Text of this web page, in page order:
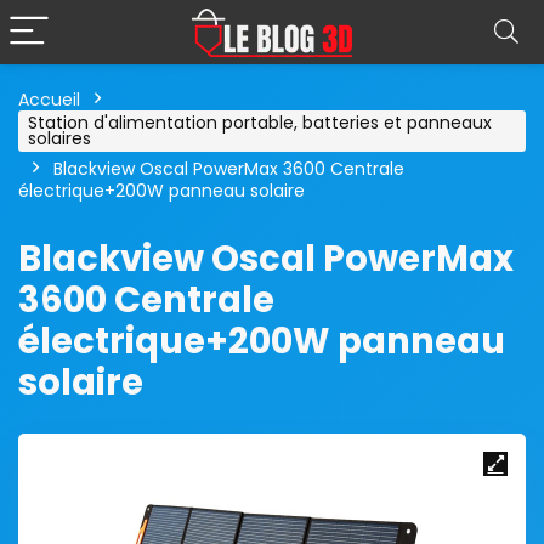
Accueil
Station d'alimentation portable, batteries et panneaux
solaires
Blackview Oscal PowerMax 3600 Centrale
électrique+200W panneau solaire
Blackview Oscal PowerMax
3600 Centrale
électrique+200W panneau
solaire